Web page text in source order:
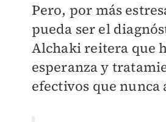
Pero, por más
pueda ser el
Alchaki reitera que
esperanza y
efectivos que nunca